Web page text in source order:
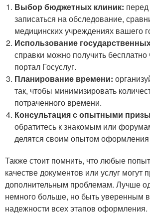
Выбор бюджетных клиник:
записаться на обследование,
медицинских учреждениях вашего
Использование
справки можно получить
портал Госуслуг.
Планирование времени:
так, чтобы минимизировать
потраченного времени.
Консультация с опытными
обратитесь к знакомым или
делятся своим опытом оформления
Также стоит помнить, что любые
качестве документов или услуг могут
дополнительным проблемам. Лучше
немного больше, но быть уверенным в
надежности всех этапов оформления.